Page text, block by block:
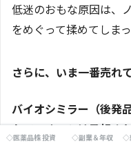
低迷のおもな原因は、
をめぐって揉めてしま
さらに、いま一番売れ
バイオシミラー（後発
ちていくことは予想さ
◇医薬品株 投資 ◇副業＆年収 ◇